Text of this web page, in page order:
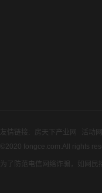
友情链接: 房天下产业网 活动网
©2020 fongce.com.All rights
为了防范电信网络诈骗，如网民